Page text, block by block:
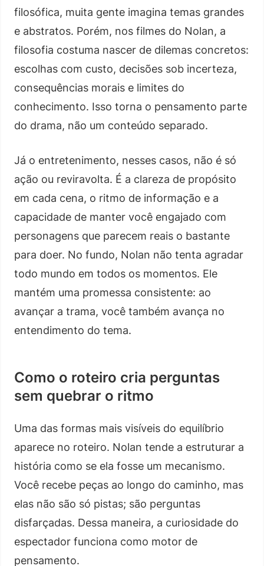
filosófica, muita gente imagina temas grandes
e abstratos. Porém, nos filmes do Nolan, a
filosofia costuma nascer de dilemas concretos:
escolhas com custo, decisões sob incerteza,
consequências morais e limites do
conhecimento. Isso torna o pensamento parte
do drama, não um conteúdo separado.
Já o entretenimento, nesses casos, não é só
ação ou reviravolta. É a clareza de propósito
em cada cena, o ritmo de informação e a
capacidade de manter você engajado com
personagens que parecem reais o bastante
para doer. No fundo, Nolan não tenta agradar
todo mundo em todos os momentos. Ele
mantém uma promessa consistente: ao
avançar a trama, você também avança no
entendimento do tema.
Como o roteiro cria perguntas
sem quebrar o ritmo
Uma das formas mais visíveis do equilíbrio
aparece no roteiro. Nolan tende a estruturar a
história como se ela fosse um mecanismo.
Você recebe peças ao longo do caminho, mas
elas não são só pistas; são perguntas
disfarçadas. Dessa maneira, a curiosidade do
espectador funciona como motor de
pensamento.